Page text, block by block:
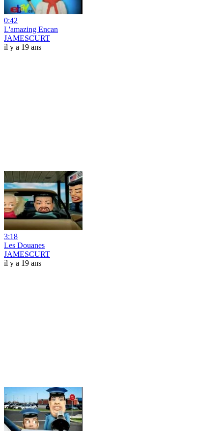
0:42
L'amazing Encan
JAMESCURT
il y a 19 ans
3:18
Les Douanes
JAMESCURT
il y a 19 ans